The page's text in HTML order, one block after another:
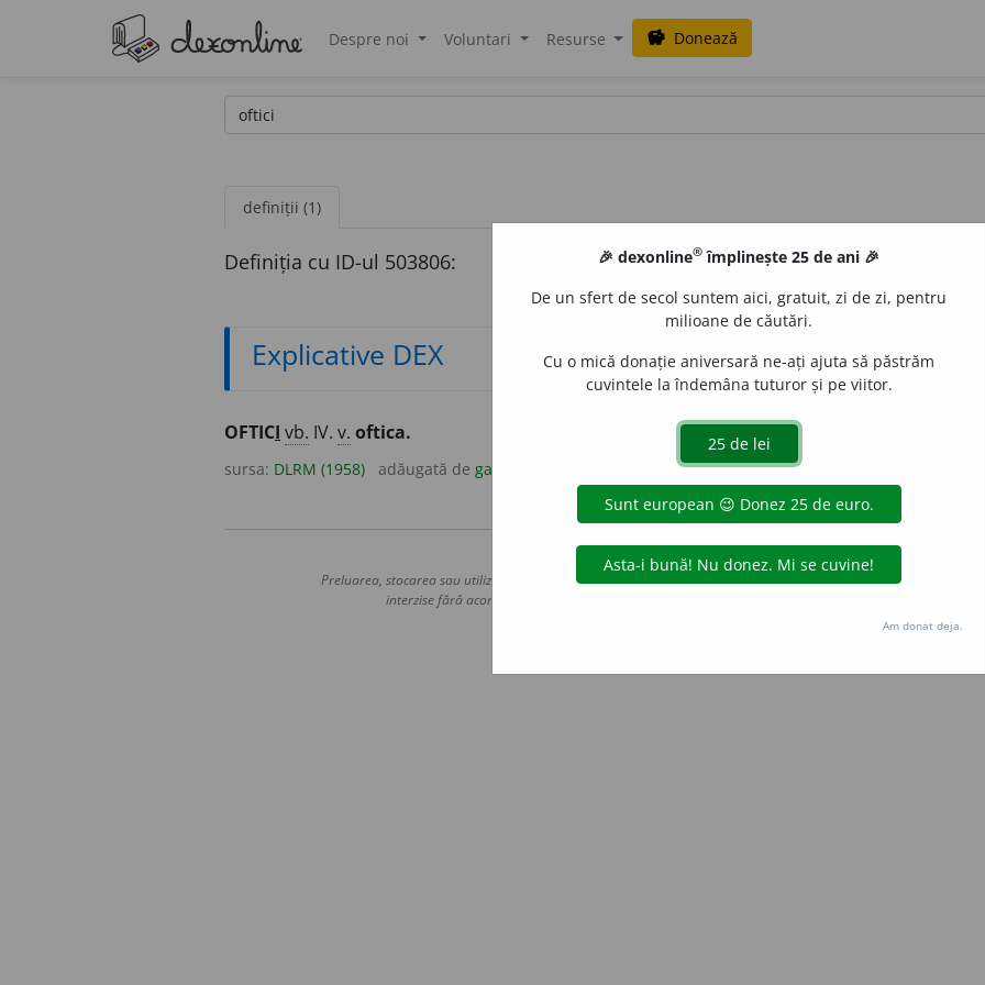
Despre noi Voluntari Resurse savings Donează
definiții (1)
Definiția cu ID-ul 503806:
Explicative DEX
OFTICI vb. IV. v. oftica.
sursa: DLRM (1958) adăugată de gall
Copyright © 2004-2026 dexonline (https://dexonline.ro)
Preluarea, stocarea sau utilizarea datelor de pe acest site, inclusiv prin orice metode de extragere automată
interzise fără acordul nostru prealabil scris, cu excepția seturilor de date oferite oficial spre utilizare
Hosterion
🎉 dexonline® împlinește 25 de ani 🎉
De un sfert de secol suntem aici, gratuit, zi de zi, pentru
milioane de căutări.
Cu o mică donație aniversară ne-ați ajuta să păstrăm
cuvintele la îndemâna tuturor și pe viitor.
Am donat deja.